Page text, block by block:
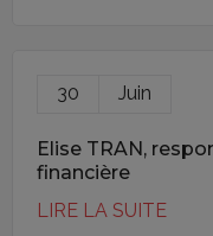
30 Juin
Elise TRAN,
financière
LIRE LA SUITE